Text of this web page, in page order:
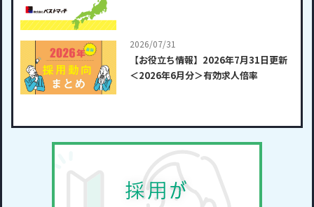
2026/07/31
【お役立ち情報】2026年7月31日更新
＜2026年6月分＞有効求人倍率